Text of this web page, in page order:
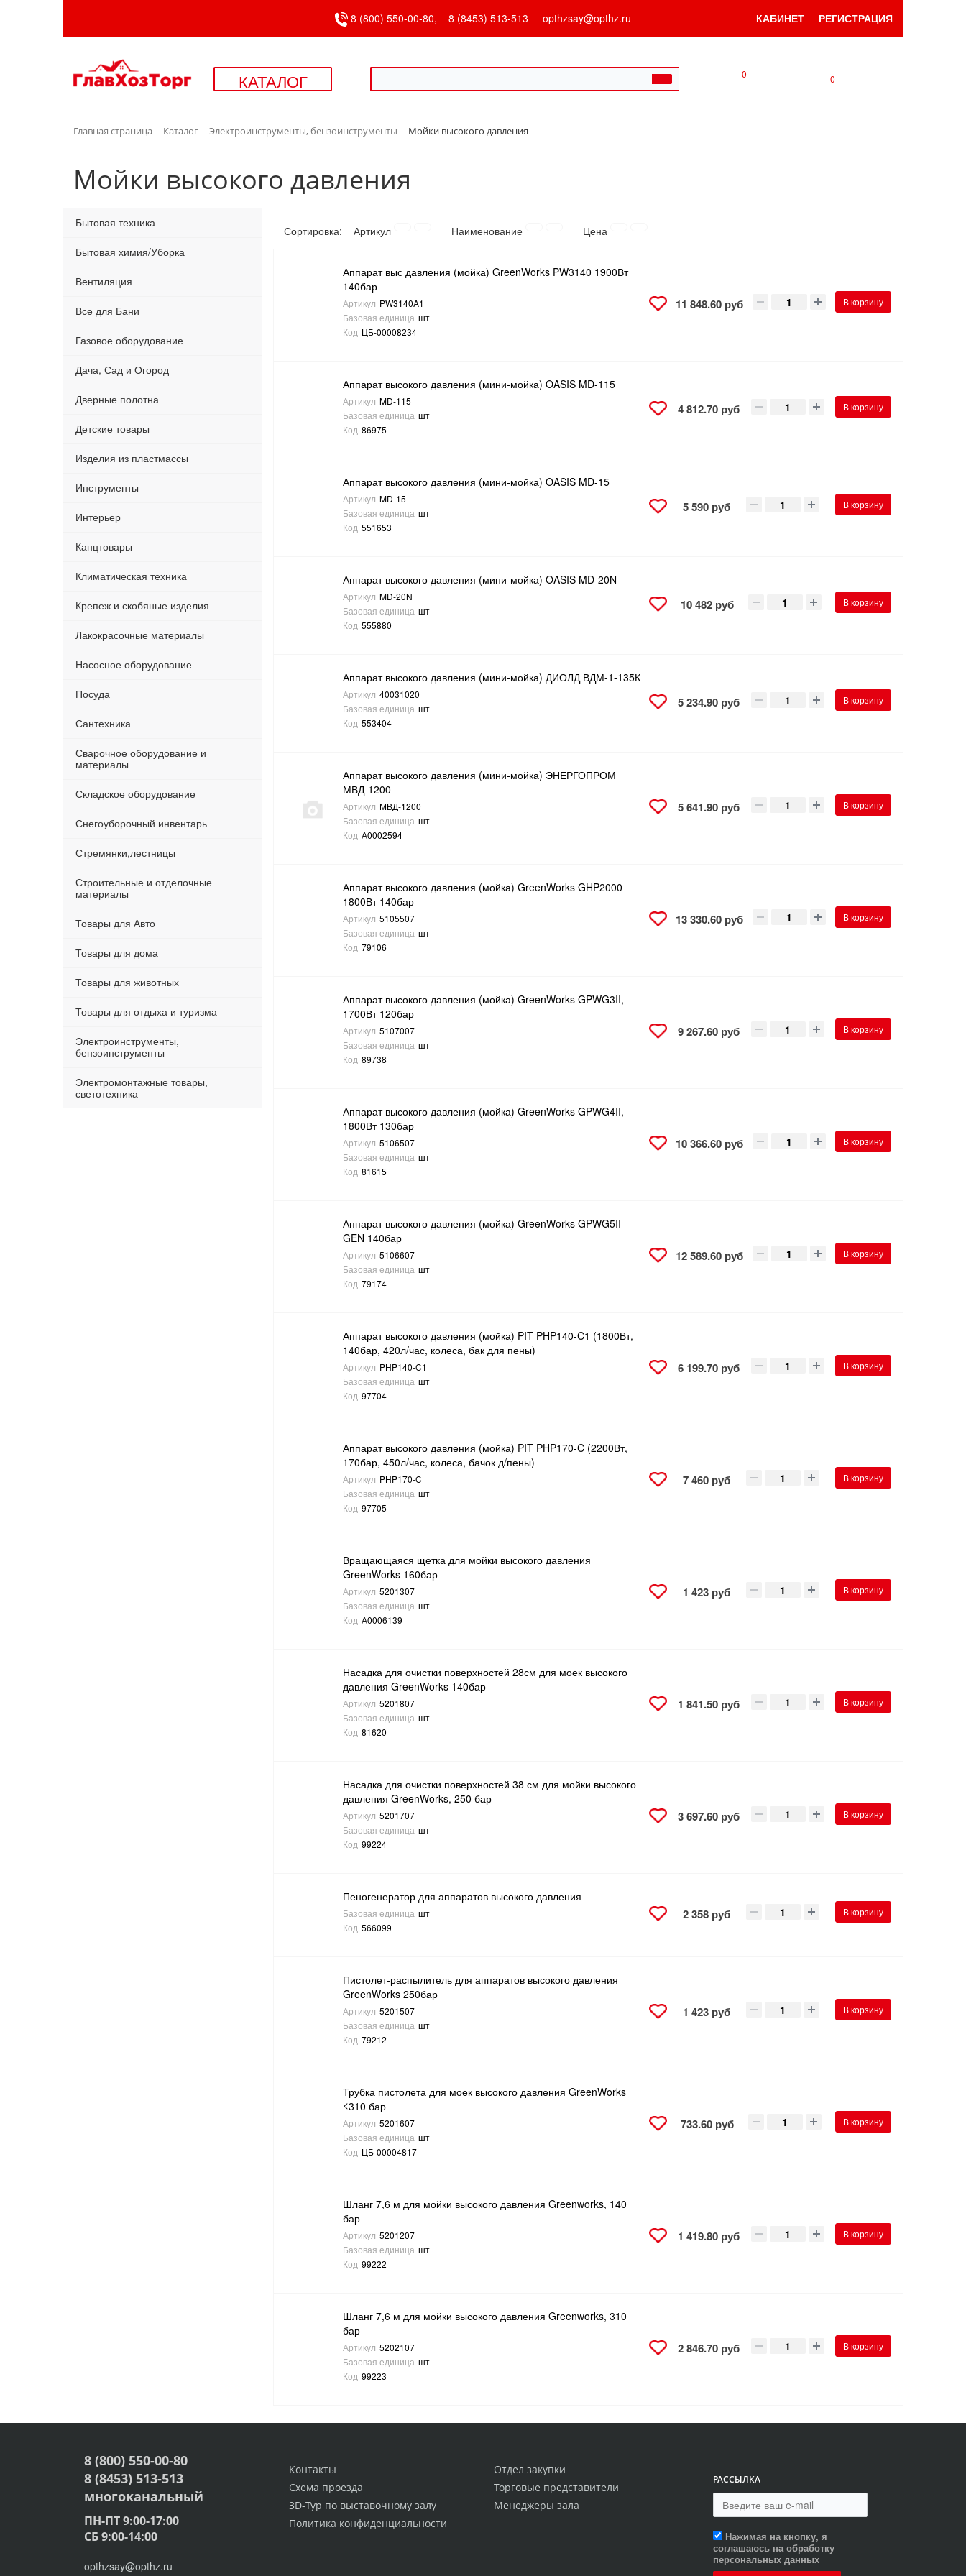
8 (800) 550-00-80, 8 (8453) 513-513 opthzsay@opthz.ru КАБИНЕТ РЕГИСТРАЦИЯ
КАТАЛОГ 0 0
Главная страница Каталог Электроинструменты, бензоинструменты Мойки высокого давления
Мойки высокого давления
Бытовая техника
Бытовая химия/Уборка
Вентиляция
Все для Бани
Газовое оборудование
Дача, Сад и Огород
Дверные полотна
Детские товары
Изделия из пластмассы
Инструменты
Интерьер
Канцтовары
Климатическая техника
Крепеж и скобяные изделия
Лакокрасочные материалы
Насосное оборудование
Посуда
Сантехника
Сварочное оборудование и
материалы
Складское оборудование
Снегоуборочный инвентарь
Стремянки,лестницы
Строительные и отделочные
материалы
Товары для Авто
Товары для дома
Товары для животных
Товары для отдыха и туризма
Электроинструменты,
бензоинструменты
Электромонтажные товары,
светотехника
Сортировка: Артикул Наименование Цена
Аппарат выс давления (мойка) GreenWorks PW3140 1900Вт
140бар
Артикул PW3140A1
Базовая единица шт
Код ЦБ-00008234
11 848.60 руб В корзину
Аппарат высокого давления (мини-мойка) OASIS MD-115
Артикул MD-115
Базовая единица шт
Код 86975
4 812.70 руб В корзину
Аппарат высокого давления (мини-мойка) OASIS MD-15
Артикул MD-15
Базовая единица шт
Код 551653
5 590 руб В корзину
Аппарат высокого давления (мини-мойка) OASIS MD-20N
Артикул MD-20N
Базовая единица шт
Код 555880
10 482 руб В корзину
Аппарат высокого давления (мини-мойка) ДИОЛД ВДМ-1-135К
Артикул 40031020
Базовая единица шт
Код 553404
5 234.90 руб В корзину
Аппарат высокого давления (мини-мойка) ЭНЕРГОПРОМ
МВД-1200
Артикул МВД-1200
Базовая единица шт
Код А0002594
5 641.90 руб В корзину
Аппарат высокого давления (мойка) GreenWorks GHP2000
1800Вт 140бар
Артикул 5105507
Базовая единица шт
Код 79106
13 330.60 руб В корзину
Аппарат высокого давления (мойка) GreenWorks GPWG3II,
1700Вт 120бар
Артикул 5107007
Базовая единица шт
Код 89738
9 267.60 руб В корзину
Аппарат высокого давления (мойка) GreenWorks GPWG4II,
1800Вт 130бар
Артикул 5106507
Базовая единица шт
Код 81615
10 366.60 руб В корзину
Аппарат высокого давления (мойка) GreenWorks GPWG5II
GEN 140бар
Артикул 5106607
Базовая единица шт
Код 79174
12 589.60 руб В корзину
Аппарат высокого давления (мойка) PIT PHP140-C1 (1800Вт,
140бар, 420л/час, колеса, бак для пены)
Артикул PHP140-C1
Базовая единица шт
Код 97704
6 199.70 руб В корзину
Аппарат высокого давления (мойка) PIT PHP170-C (2200Вт,
170бар, 450л/час, колеса, бачок д/пены)
Артикул PHP170-C
Базовая единица шт
Код 97705
7 460 руб В корзину
Вращающаяся щетка для мойки высокого давления
GreenWorks 160бар
Артикул 5201307
Базовая единица шт
Код А0006139
1 423 руб В корзину
Насадка для очистки поверхностей 28см для моек высокого
давления GreenWorks 140бар
Артикул 5201807
Базовая единица шт
Код 81620
1 841.50 руб В корзину
Насадка для очистки поверхностей 38 см для мойки высокого
давления GreenWorks, 250 бар
Артикул 5201707
Базовая единица шт
Код 99224
3 697.60 руб В корзину
Пеногенератор для аппаратов высокого давления
Базовая единица шт
Код 566099
2 358 руб В корзину
Пистолет-распылитель для аппаратов высокого давления
GreenWorks 250бар
Артикул 5201507
Базовая единица шт
Код 79212
1 423 руб В корзину
Трубка пистолета для моек высокого давления GreenWorks
≤310 бар
Артикул 5201607
Базовая единица шт
Код ЦБ-00004817
733.60 руб В корзину
Шланг 7,6 м для мойки высокого давления Greenworks, 140
бар
Артикул 5201207
Базовая единица шт
Код 99222
1 419.80 руб В корзину
Шланг 7,6 м для мойки высокого давления Greenworks, 310
бар
Артикул 5202107
Базовая единица шт
Код 99223
2 846.70 руб В корзину
Отдел закупки
Торговые представители
Менеджеры зала
Контакты
Схема проезда
3D-Тур по выставочному залу
Политика конфиденциальности
РАССЫЛКА
Нажимая на кнопку, я
соглашаюсь на обработку
персональных данных
8 (800) 550-00-80
8 (8453) 513-513
многоканальный
ПН-ПТ 9:00-17:00
СБ 9:00-14:00
opthzsay@opthz.ru